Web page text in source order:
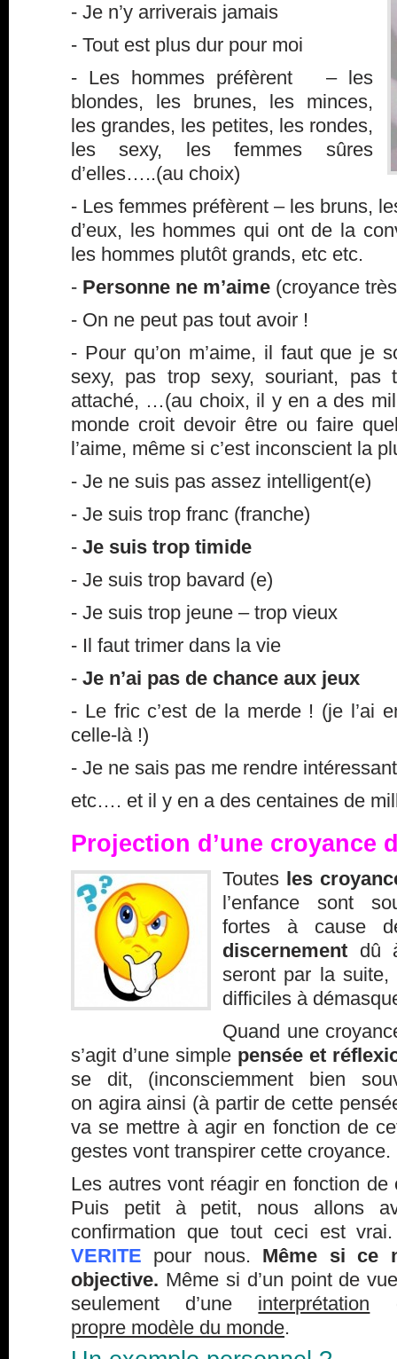
- Je n’y arriverais jamais
- Tout est plus dur pour moi
- Les hommes préfèrent – les
blondes, les brunes, les minces,
les grandes, les petites, les rondes,
les sexy, les femmes sûres
d’elles…..(au choix)
- Les femmes préfèrent – les bruns,
d’eux, les hommes qui ont de la
les hommes plutôt grands, etc etc.
- Personne ne m’aime (croyance
- On ne peut pas tout avoir !
- Pour qu’on m’aime, il faut que je
sexy, pas trop sexy, souriant, pas
attaché, …(au choix, il y en a des
monde croit devoir être ou faire
l’aime, même si c’est inconscient la
- Je ne suis pas assez intelligent(e)
- Je suis trop franc (franche)
- Je suis trop timide
- Je suis trop bavard (e)
- Je suis trop jeune – trop vieux
- Il faut trimer dans la vie
- Je n’ai pas de chance aux jeux
- Le fric c’est de la merde ! (je l’ai
celle-là !)
- Je ne sais pas me rendre
etc…. et il y en a des centaines de
Projection d’une croyance
Toutes les
l’enfance sont
fortes à cause
discernement dû
seront par la
difficiles à
Quand une
s’agit d’une simple pensée et
se dit, (inconsciemment bien
on agira ainsi (à partir de cette
va se mettre à agir en fonction de
gestes vont transpirer cette croyance.
Les autres vont réagir en fonction
Puis petit à petit, nous allons
confirmation que tout ceci est
VERITE pour nous. Même si ce
objective. Même si d’un point de
seulement d’une interprétation
propre modèle du monde.